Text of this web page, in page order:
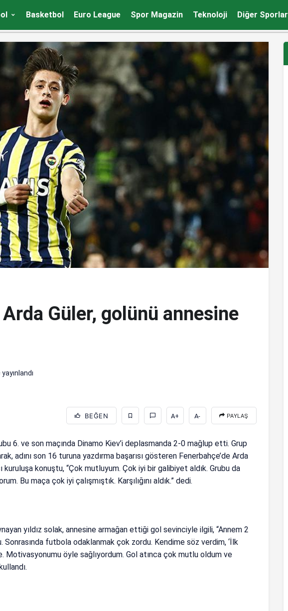
Basketbol Euro League Spor Magazin Teknoloji Diğer Sporlar
Arda Güler, golünü annesine
BEĞEN A+ A- PAYLAŞ
6. ve son maçında Dinamo Kiev’i deplasmanda 2-0 mağlup etti. Grup
adını son 16 turuna yazdırma başarısı gösteren Fenerbahçe’de Arda
kuruluşa konuştu, “Çok mutluyum. Çok iyi bir galibiyet aldık. Grubu da
Bu maça çok iyi çalışmıştık. Karşılığını aldık.” dedi.
yıldız solak, annesine armağan ettiği gol sevinciyle ilgili, “Annem 2
futbola odaklanmak çok zordu. Kendime söz verdim, ‘İlk
Motivasyonumu öyle sağlıyordum. Gol atınca çok mutlu oldum ve
Avrupa Ligi’nin en iyi takımları arasındayız